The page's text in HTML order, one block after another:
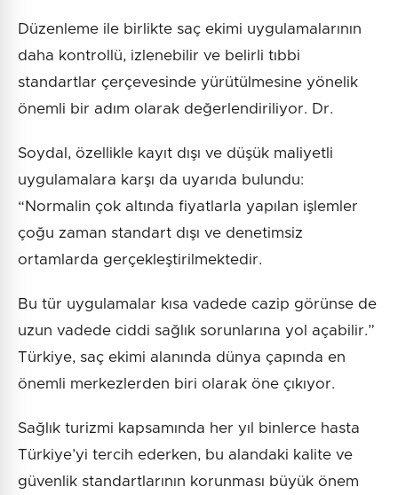
Düzenleme ile birlikte saç ekimi uygulamalarının
daha kontrollü, izlenebilir ve belirli tıbbi
standartlar çerçevesinde yürütülmesine yönelik
önemli bir adım olarak değerlendiriliyor. Dr.
Soydal, özellikle kayıt dışı ve düşük maliyetli
uygulamalara karşı da uyarıda bulundu:
“Normalin çok altında fiyatlarla yapılan işlemler
çoğu zaman standart dışı ve denetimsiz
ortamlarda gerçekleştirilmektedir.
Bu tür uygulamalar kısa vadede cazip görünse de
uzun vadede ciddi sağlık sorunlarına yol açabilir.”
Türkiye, saç ekimi alanında dünya çapında en
önemli merkezlerden biri olarak öne çıkıyor.
Sağlık turizmi kapsamında her yıl binlerce hasta
Türkiye’yi tercih ederken, bu alandaki kalite ve
güvenlik standartlarının korunması büyük önem